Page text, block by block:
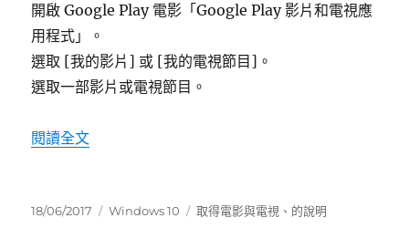
開啟 Google Play 電影「Google Play 影片和電視應
用程式」。
選取 [我的影片] 或 [我的電視節目]。
選取一部影片或電視節目。
閱讀全文〈取得電影與電視 app 的說明〉
發
18/06/2017
分
Windows 10
標
取得電影與電視 、 的說明